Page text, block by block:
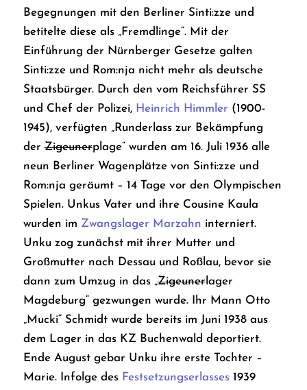
Begegnungen mit den Berliner Sinti:zze und
betitelte diese als „Fremdlinge“. Mit der
Einführung der Nürnberger Gesetze galten
Sinti:zze und Rom:nja nicht mehr als deutsche
Staatsbürger. Durch den vom Reichsführer SS
und Chef der Polizei, Heinrich Himmler (1900-
1945), verfügten „Runderlass zur Bekämpfung
derZigeunerplage“ wurden am 16. Juli 1936 alle
neun Berliner Wagenplätze von Sinti:zze und
Rom:nja geräumt – 14 Tage vor den Olympischen
Spielen. Unkus Vater und ihre Cousine Kaula
wurden im Zwangslager Marzahn interniert.
Unku zog zunächst mit ihrer Mutter und
Großmutter nach Dessau und Roßlau, bevor sie
dann zum Umzug in das „Zigeunerlager
Magdeburg“ gezwungen wurde. Ihr Mann Otto
„Mucki“ Schmidt wurde bereits im Juni 1938 aus
dem Lager in das KZ Buchenwald deportiert.
Ende August gebar Unku ihre erste Tochter –
Marie. Infolge des Festsetzungserlasses1939